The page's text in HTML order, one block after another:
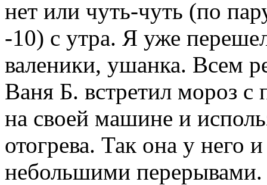
нет или чуть-чуть (по
-10) с утра. Я уже
валеники, ушанка. Всем
Ваня Б. встретил мороз
на своей машине и
отогрева. Так она у него
небольшими перерывами.